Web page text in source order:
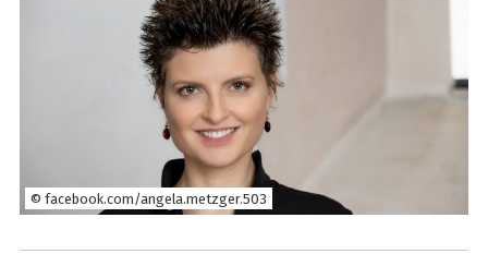
© facebook.com/angela.metzger.503